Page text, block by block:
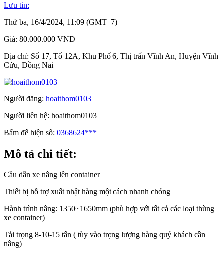
Lưu tin:
Thứ ba, 16/4/2024, 11:09 (GMT+7)
Giá: 80.000.000 VNĐ
Địa chỉ: Số 17, Tổ 12A, Khu Phố 6, Thị trấn Vĩnh An, Huyện Vĩnh
Cửu, Đồng Nai
Người đăng: hoaithom0103
Người liên hệ: hoaithom0103
Bấm để hiện số: 0368624***
Mô tả chi tiết:
Cầu dẫn xe nâng lên container
Thiết bị hỗ trợ xuất nhật hàng một cách nhanh chóng
Hành trình nâng: 1350~1650mm (phù hợp với tất cả các loại thùng
xe container)
Tải trọng 8-10-15 tấn ( tùy vào trọng lượng hàng quý khách cần
nâng)